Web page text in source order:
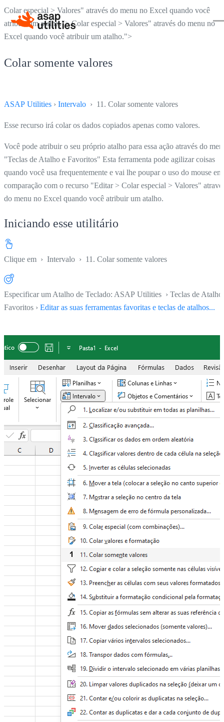
Colar especial > Valores" através do menu no Excel quando você
atribuir um atalho.">Colar especial > Valores" através do menu no
Excel quando você atribuir um atalho.">
Colar somente valores
ASAP Utilities › Intervalo › 11. Colar somente valores
Esse recurso irá colar os dados copiados apenas como valores.
Você pode atribuir o seu próprio atalho para essa ação através do
"Teclas de Atalho e Favoritos" Esta ferramenta pode agilizar coisas
quando você usa frequentemente e vai lhe poupar o uso do mouse em
comparação com o recurso "Editar > Colar especial > Valores"
do menu no Excel quando você atribuir um atalho.
Iniciando esse utilitário
Clique em › Intervalo › 11. Colar somente valores
Especificar um Atalho de Teclado: ASAP Utilities › Teclas de Atalho
Favoritos › Editar as suas ferramentas favoritas e teclas de atalhos...